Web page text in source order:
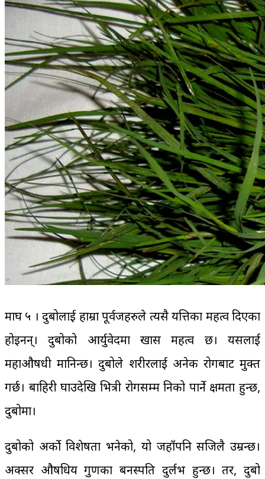
माघ ५ । दुबोलाई हाम्रा पूर्वजहरुले त्यसै यत्तिका महत्व दिएका
होइनन्। दुबोको आर्युवेदमा खास महत्व छ। यसलाई
महाऔषधी मानिन्छ। दुबोले शरीरलाई अनेक रोगबाट मुक्त
गर्छ। बाहिरी घाउदेखि भित्री रोगसम्म निको पार्ने क्षमता हुन्छ,
दुबोमा।
दुबोको अर्को विशेषता भनेको, यो जहाँपनि सजिलै उम्रन्छ।
अक्सर औषधिय गुणका बनस्पति दुर्लभ हुन्छ। तर, दुबो